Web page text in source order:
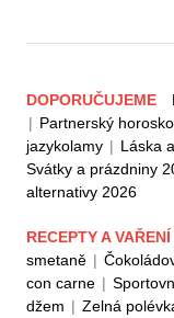
DOPORUČUJEME
| Partnerský
jazykolamy | Láska
Svátky a prázdniny
alternativy 2026
RECEPTY A VAŘENÍ
smetaně |
con carne |
džem | Zelná